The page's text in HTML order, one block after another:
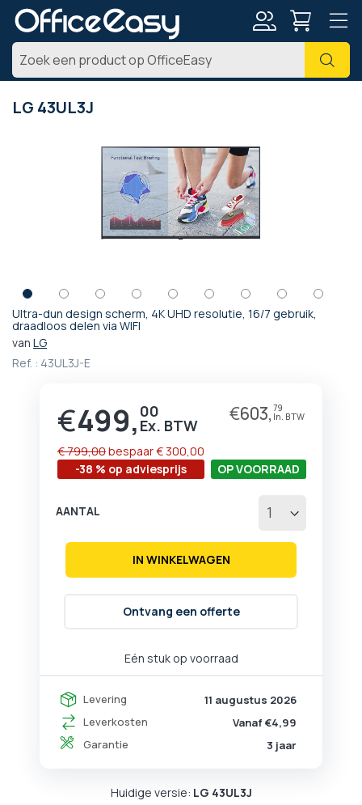
Zoek
LG 43UL3J
Ultra-dun design scherm, 4K UHD resolutie, 16/7 gebruik,
draadloos delen via WIFI
van LG
Ref. : 43UL3J-E
Prijs
€499, 00 €603, 79
-38 % op adviesprijs
€ 799,00bespaar€ 300,00
Eén stuk op voorraad
OP VOORRAAD
Levering
11 augustus 2026
Leverkosten
Vanaf €4,99
Garantie
3 jaar
AANTAL
IN WINKELWAGEN
Ontvang een offerte
Huidige versie: LG 43UL3J
Ga
naar
begin
afbeeldingen-